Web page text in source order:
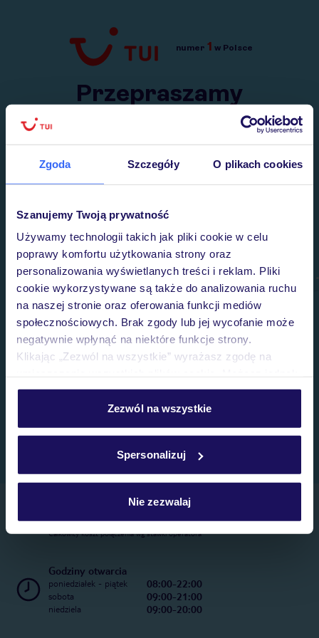
Zgoda Szczegóły O plikach cookies
Szanujemy Twoją prywatność
Używamy technologii takich jak pliki cookie w celu
poprawy komfortu użytkowania strony oraz
personalizowania wyświetlanych treści i reklam. Pliki
cookie wykorzystywane są także do analizowania ruchu
na naszej stronie oraz oferowania funkcji mediów
społecznościowych. Brak zgody lub jej wycofanie może
negatywnie wpłynąć na niektóre funkcje strony.
Klikając „Zezwól na wszystkie” wyrażasz zgodę na
personalizować swój wybór wchodząc w zakładkę
Szczegółowe informacje o plikach cookie znajdziesz
Zezwól na wszystkie
Spersonalizuj
Nie zezwalaj
Przejdź do TUI.pl
numer 1 w Polsce
Przepraszamy
Wysłaliśmy nasz serwis na krótkie wakacje.
Telefoniczne Centrum Rezerwacji
22 270 31 20
Całkowity koszt połączenia wg stawki operatora
Godziny otwarcia
poniedziałek - piątek 08:00-22:00
sobota 09:00-21:00
niedziela 09:00-20:00